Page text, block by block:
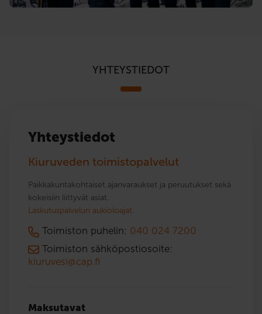
YHTEYSTIEDOT
Yhteystiedot
Kiuruveden toimistopalvelut
Paikkakuntakohtaiset ajanvaraukset ja peruutukset sekä
kokeisiin liittyvät asiat.
Laskutuspalvelun aukioloajat.
Toimiston puhelin: 040 024 7200
Toimiston sähköpostiosoite:
kiuruvesi@cap.fi
Maksutavat